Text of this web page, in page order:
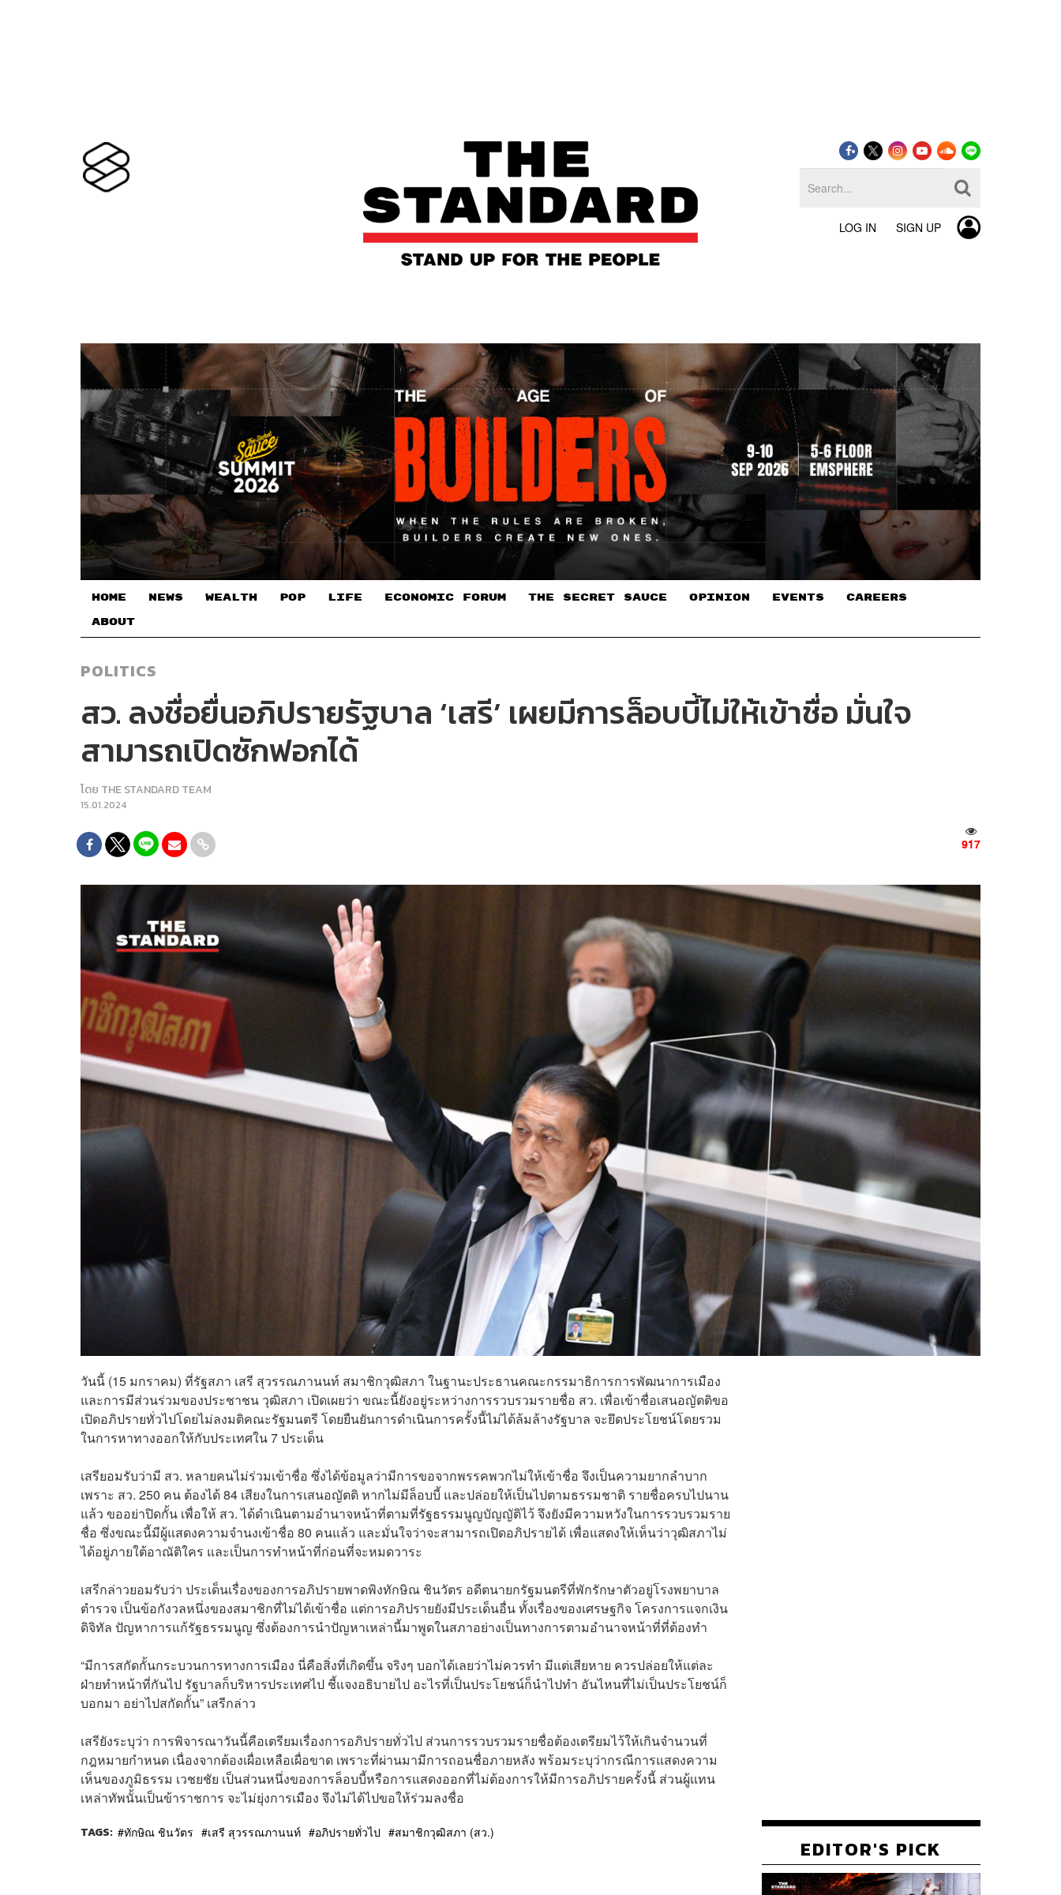
LOG IN SIGN UP
HOME NEWS WEALTH POP LIFE ECONOMIC FORUM THE SECRET SAUCE​ OPINION EVENTS CAREERS
ABOUT
POLITICS
สว. ลงชื่อยื่นอภิปรายรัฐบาล ‘เสรี’ เผยมีการล็อบบี้ไม่ให้เข้าชื่อ มั่นใจ
สามารถเปิดซักฟอกได้
โดย THE STANDARD TEAM
15.01.2024
917
วันนี้ (15 มกราคม) ที่รัฐสภา เสรี สุวรรณภานนท์ สมาชิกวุฒิสภา ในฐานะประธานคณะกรรมาธิการการพัฒนาการเมือง
และการมีส่วนร่วมของประชาชน วุฒิสภา เปิดเผยว่า ขณะนี้ยังอยู่ระหว่างการรวบรวมรายชื่อ สว. เพื่อเข้าชื่อเสนอญัตติขอ
เปิดอภิปรายทั่วไปโดยไม่ลงมติคณะรัฐมนตรี โดยยืนยันการดำเนินการครั้งนี้ไม่ได้ล้มล้างรัฐบาล จะยึดประโยชน์โดยรวม
ในการหาทางออกให้กับประเทศใน 7 ประเด็น
เสรียอมรับว่ามี สว. หลายคนไม่ร่วมเข้าชื่อ ซึ่งได้ข้อมูลว่ามีการขอจากพรรคพวกไม่ให้เข้าชื่อ จึงเป็นความยากลำบาก
เพราะ สว. 250 คน ต้องได้ 84 เสียงในการเสนอญัตติ หากไม่มีล็อบบี้ และปล่อยให้เป็นไปตามธรรมชาติ รายชื่อครบไปนาน
แล้ว ขออย่าปิดกั้น เพื่อให้ สว. ได้ดำเนินตามอำนาจหน้าที่ตามที่รัฐธรรมนูญบัญญัติไว้ จึงยังมีความหวังในการรวบรวมราย
ชื่อ ซึ่งขณะนี้มีผู้แสดงความจำนงเข้าชื่อ 80 คนแล้ว และมั่นใจว่าจะสามารถเปิดอภิปรายได้ เพื่อแสดงให้เห็นว่าวุฒิสภาไม่
ได้อยู่ภายใต้อาณัติใคร และเป็นการทำหน้าที่ก่อนที่จะหมดวาระ
เสรีกล่าวยอมรับว่า ประเด็นเรื่องของการอภิปรายพาดพิงทักษิณ ชินวัตร อดีตนายกรัฐมนตรีที่พักรักษาตัวอยู่โรงพยาบาล
ตำรวจ เป็นข้อกังวลหนึ่งของสมาชิกที่ไม่ได้เข้าชื่อ แต่การอภิปรายยังมีประเด็นอื่น ทั้งเรื่องของเศรษฐกิจ โครงการแจกเงิน
ดิจิทัล ปัญหาการแก้รัฐธรรมนูญ ซึ่งต้องการนำปัญหาเหล่านี้มาพูดในสภาอย่างเป็นทางการตามอำนาจหน้าที่ที่ต้องทำ
“มีการสกัดกั้นกระบวนการทางการเมือง นี่คือสิ่งที่เกิดขึ้น จริงๆ บอกได้เลยว่าไม่ควรทำ มีแต่เสียหาย ควรปล่อยให้แต่ละ
ฝ่ายทำหน้าที่กันไป รัฐบาลก็บริหารประเทศไป ชี้แจงอธิบายไป อะไรที่เป็นประโยชน์ก็นำไปทำ อันไหนที่ไม่เป็นประโยชน์ก็
บอกมา อย่าไปสกัดกั้น” เสรีกล่าว
เสรียังระบุว่า การพิจารณาวันนี้คือเตรียมเรื่องการอภิปรายทั่วไป ส่วนการรวบรวมรายชื่อต้องเตรียมไว้ให้เกินจำนวนที่
กฎหมายกำหนด เนื่องจากต้องเผื่อเหลือเผื่อขาด เพราะที่ผ่านมามีการถอนชื่อภายหลัง พร้อมระบุว่ากรณีการแสดงความ
เห็นของภูมิธรรม เวชยชัย เป็นส่วนหนึ่งของการล็อบบี้หรือการแสดงออกที่ไม่ต้องการให้มีการอภิปรายครั้งนี้ ส่วนผู้แทน
เหล่าทัพนั้นเป็นข้าราชการ จะไม่ยุ่งการเมือง จึงไม่ได้ไปขอให้ร่วมลงชื่อ
TAGS: ทักษิณ ชินวัตร เสรี สุวรรณภานนท์ อภิปรายทั่วไป สมาชิกวุฒิสภา (สว.)
EDITOR'S PICK